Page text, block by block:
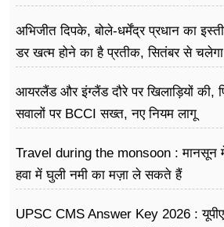
अभिजीत दिपके, बोले-धर्मेंद्र प्रधान का
डर खत्म होने का है प्रतीक, सितंबर से चलेगा
आयरलैंड और इंग्लैंड दौरे पर खिलाड़ियों
सवालों पर BCCI सख्त, नए नियम लागू
Travel during the monsoon : मानसून
हवा में घुली नमी का मज़ा ले सकते हैं
UPSC CMS Answer Key 2026 :